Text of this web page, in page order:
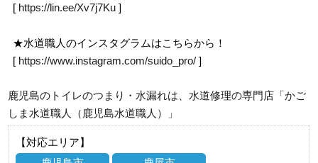
[ https://lin.ee/Xv7j7Ku ]
★水道職人のインスタグラムはこちらから！
[ https://www.instagram.com/suido_pro/ ]
鹿児島のトイレのつまり・水漏れは、水道修理の専門店「かご
しま水道職人（鹿児島水道職人）」
【対応エリア】